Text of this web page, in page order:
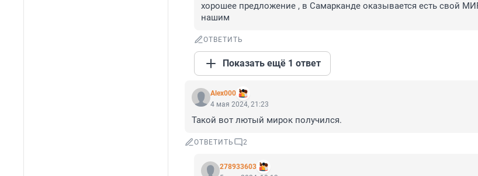
хорошее предложение , в Самарканде оказывается есть свой
нашим
ОТВЕТИТЬ
Показать ещё 1 ответ
Alex000
4 мая 2024, 21:23
Такой вот лютый мирок получился.
ОТВЕТИТЬ 2
278933603